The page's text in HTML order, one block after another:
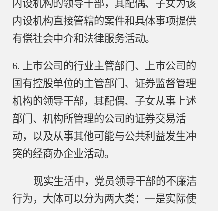
内设机构的领导干部，其配偶、子女为该
内设机构直接管辖的案件和具体事项提供
有偿社会中介和法律服务活动。
6. 上市公司的行业主管部门、上市公司的
国有控股单位的主管部门、证券监督管理
机构的领导干部，其配偶、子女从事上述
部门、机构所管理的公司的证券交易活
动，以及从事其他可能与公共利益发生冲
突的经商办企业活动。
现实生活中，党员领导干部的不廉洁
行为，大体可以分为两大类：一是实际使